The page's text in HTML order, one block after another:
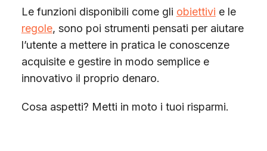
Le funzioni disponibili come gli obiettivi e le
regole, sono poi strumenti pensati per aiutare
l’utente a mettere in pratica le conoscenze
acquisite e gestire in modo semplice e
innovativo il proprio denaro.
Cosa aspetti? Metti in moto i tuoi risparmi.